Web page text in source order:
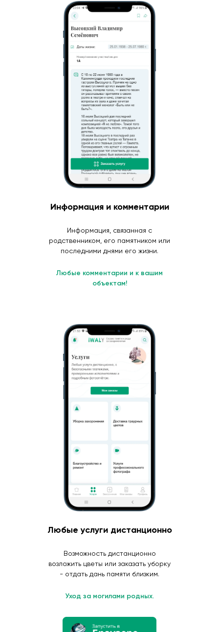
Информация и комментарии
Информация, связанная с
родственником, его памятником или
последними днями его жизни.
Любые комментарии и к вашим
объектам!
Любые услуги дистанционно
Возможность дистанционно
возложить цветы или заказать уборку
- отдать дань памяти близким.
Уход за могилами родных.